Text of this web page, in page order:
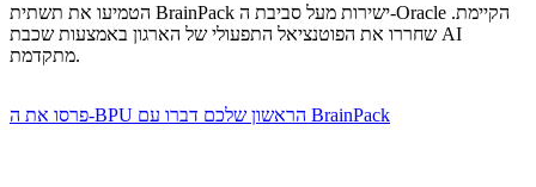
הטמיעו את תשתית BrainPack ישירות מעל סביבת ה-Oracle הקיימת.
שחררו את הפוטנציאל התפעולי של הארגון באמצעות שכבת AI
מתקדמת.
פרסו את ה-BPU הראשון שלכם דברו עם BrainPack